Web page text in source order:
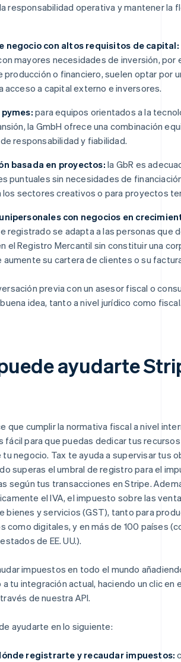
responsabilidad operativa y mantener la
negocio con altos requisitos de capital:
mayores necesidades de inversión, por
producción o financiero, suelen optar por
acceso a capital externo e inversores.
para equipos orientados a la
la GmbH ofrece una combinación
responsabilidad y fiabilidad.
basada en proyectos: la GbR es
puntuales sin necesidades de
los sectores creativos o para proyectos
con negocios en
registrado se adapta a las personas que
el Registro Mercantil sin constituir una
aumente su cartera de clientes o su
previa con un asesor fiscal o
idea, tanto a nivel jurídico como
ayudarte
que cumplir la normativa fiscal a nivel
fácil para que puedas dedicar tus
negocio. Tax te ayuda a supervisar tus
superas el umbral de registro para el
según tus transacciones en Stripe.
el IVA, el impuesto sobre las
bienes y servicios (GST), tanto para
como digitales, y en más de 100 países
de EE. UU.).
impuestos en todo el mundo
tu integración actual, haciendo un clic en
de nuestra API.
ayudarte en lo siguiente:
registrarte y recaudar impuestos: